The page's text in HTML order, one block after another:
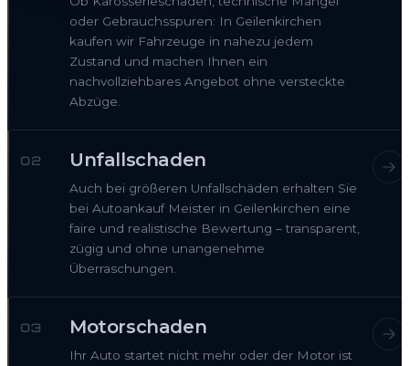
oder Gebrauchsspuren: In Geilenkirchen
kaufen wir Fahrzeuge in nahezu jedem
Zustand und machen Ihnen ein
nachvollziehbares Angebot ohne versteckte
Abzüge.
02 Unfallschaden
Auch bei größeren Unfallschäden erhalten Sie
bei Autoankauf Meister in Geilenkirchen eine
faire und realistische Bewertung – transparent,
zügig und ohne unangenehme
Überraschungen.
03 Motorschaden
Ihr Auto startet nicht mehr oder der Motor ist